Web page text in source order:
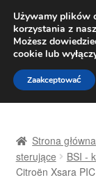
Pn.-
Przejdź
do
nawigacji
Przejdź
do
treści
Dostawa
Strona główna
sterujące
BSI -
Citroën Xsara
Używamy plików
korzystania z
Możesz
cookie lub
Zaakceptować